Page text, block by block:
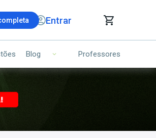
Entrar
está vazio.
Blog Professores